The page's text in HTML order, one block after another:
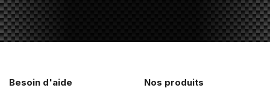
Besoin d'aide Nos produits